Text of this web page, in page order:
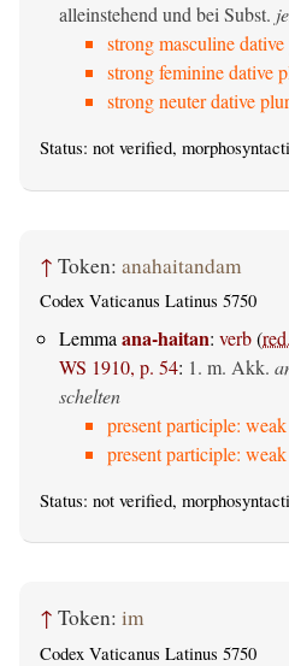
alleinstehend und bei Subst.
strong masculine
strong feminine dative
strong neuter dative
Status: not verified,
↑ Token: anahaitandam
Codex Vaticanus Latinus 5750
Lemma ana-haitan: verb(
WS 1910, p. 54: 1. m. Akk.
schelten
present participle:
present participle:
Status: not verified,
↑ Token: im
Codex Vaticanus Latinus 5750